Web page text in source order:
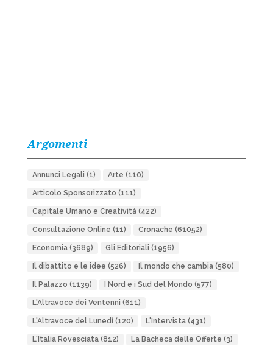
Argomenti
Annunci Legali (1) Arte (110)
Articolo Sponsorizzato (111)
Capitale Umano e Creatività(422)
Consultazione Online (11) Cronache (61052)
Economia(3689) Gli Editoriali (1956)
Il dibattito e le idee (526) Il mondo che cambia(580)
Il Palazzo (1139) I Nord e i Sud del Mondo (577)
L'Altravoce dei Ventenni (611)
L'Altravoce del Lunedì (120) L'Intervista(431)
L'Italia Rovesciata(812) La Bacheca delle Offerte (3)